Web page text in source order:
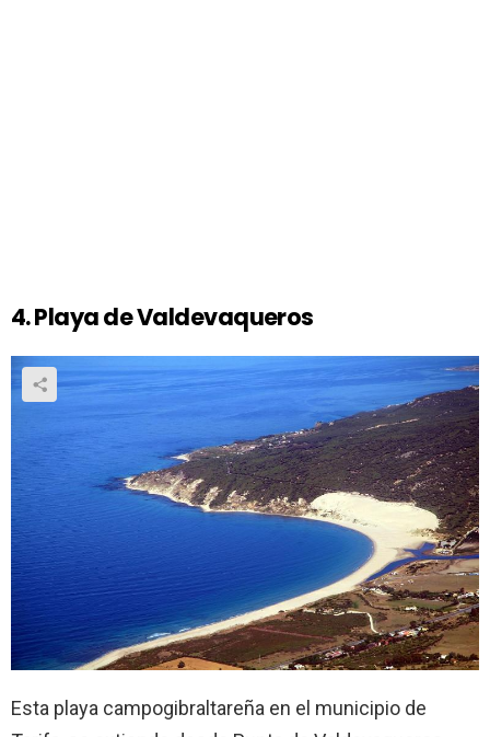
4. Playa de Valdevaqueros
Esta playa campogibraltareña en el municipio de